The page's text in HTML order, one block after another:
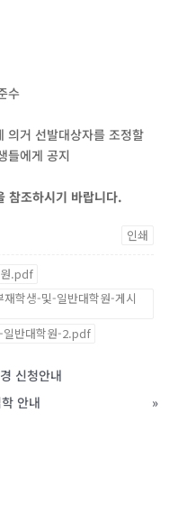
수
의거 선발대상자를 조정할
들에게 공지
참조하시기 바랍니다.
인쇄
.pdf
학생-및-일반대학원-게시
일반대학원-2.pdf
신청안내
안내
»